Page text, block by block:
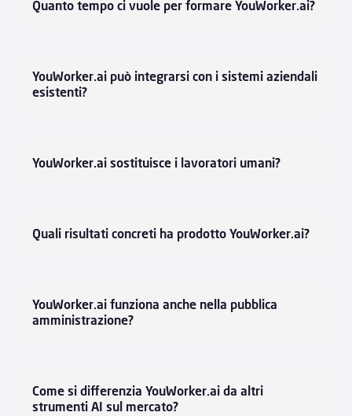
Quanto tempo ci vuole per formare YouWorker.ai?
YouWorker.ai può integrarsi con i sistemi aziendali
esistenti?
YouWorker.ai sostituisce i lavoratori umani?
Quali risultati concreti ha prodotto YouWorker.ai?
YouWorker.ai funziona anche nella pubblica
amministrazione?
Come si differenzia YouWorker.ai da altri
strumenti AI sul mercato?